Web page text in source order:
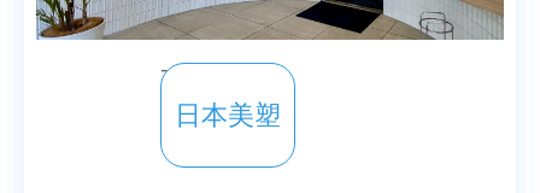
日本美塑
事業案内
Service